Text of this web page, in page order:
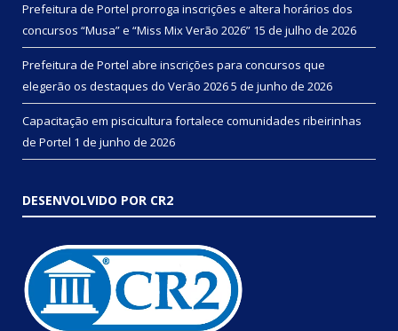
Prefeitura de Portel prorroga inscrições e altera horários dos
concursos “Musa” e “Miss Mix Verão 2026” 15 de julho de 2026
Prefeitura de Portel abre inscrições para concursos que
elegerão os destaques do Verão 20265 de junho de 2026
Capacitação em piscicultura fortalece comunidades ribeirinhas
de Portel 1 de junho de 2026
DESENVOLVIDO POR CR2